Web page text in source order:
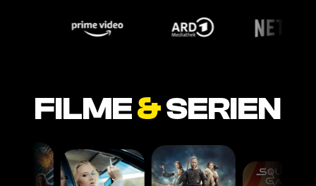
FILME&SERIEN